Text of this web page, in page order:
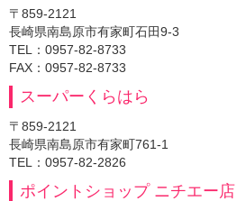
〒859-2121
長崎県南島原市有家町石田9-3
TEL：0957-82-8733
FAX：0957-82-8733
スーパーくらはら
〒859-2121
長崎県南島原市有家町761-1
TEL：0957-82-2826
ポイントショップ ニチエー店